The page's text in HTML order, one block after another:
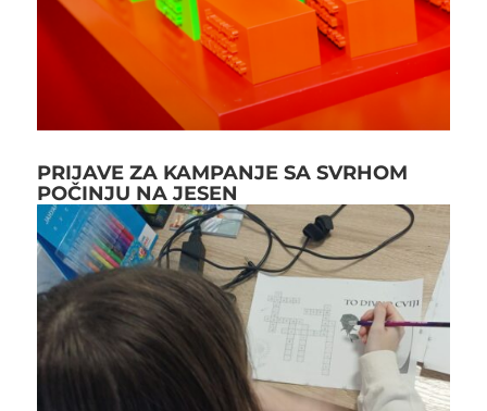
PRIJAVE ZA KAMPANJE SA SVRHOM
POČINJU NA JESEN